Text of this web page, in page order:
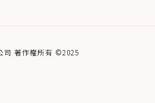
司 著作權所有 ©2025